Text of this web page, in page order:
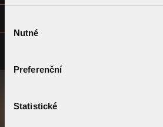
souhlasu
Nutné
Preferenční
Statistické
B2B-PORTAL